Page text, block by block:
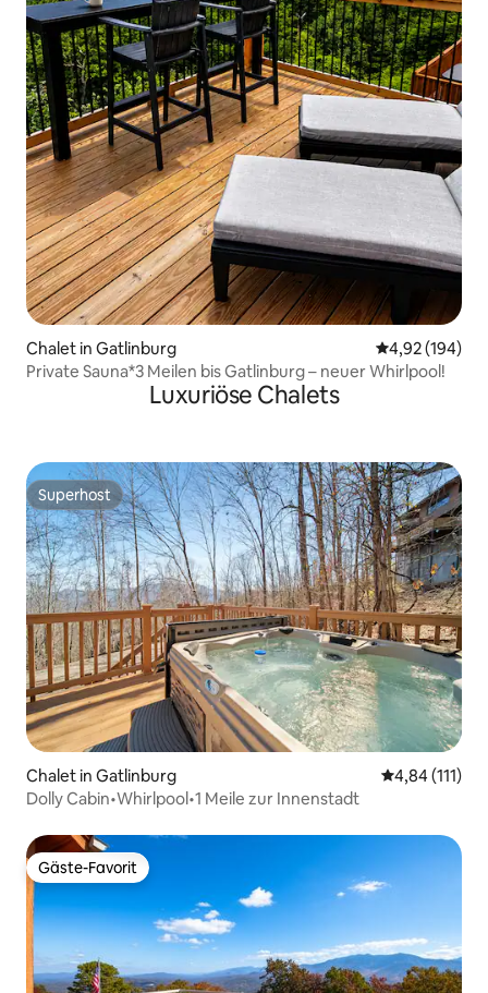
Chalet in Gatlinburg
4,92 (194)
Private Sauna*3 Meilen bis Gatlinburg – neuer Whirlpool!
Luxuriöse Chalets
Superhost
Superhost
Chalet in Gatlinburg
4,84 (111)
Dolly Cabin•Whirlpool•1 Meile zur Innenstadt
Gäste-Favorit
Gäste-Favorit